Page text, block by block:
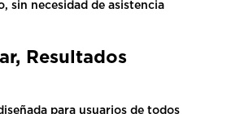
sin necesidad de asistencia
Resultados
para usuarios de todos